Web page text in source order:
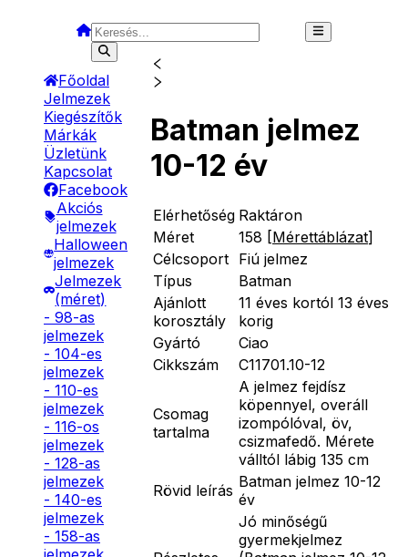
Főoldal
Jelmezek
Kiegészítők
Márkák
Üzletünk
Kapcsolat
Facebook
Akciós
jelmezek
Halloween
jelmezek
Jelmezek
(méret)
- 98-as
jelmezek
- 104-es
jelmezek
- 110-es
jelmezek
- 116-os
jelmezek
- 128-as
jelmezek
- 140-es
jelmezek
- 158-as
Batman jelmez
10-12 év
Elérhetőség Raktáron
Méret
158 [Mérettáblázat]
Célcsoport Fiú jelmez
Típus
Batman
Ajánlott
korosztály
11 éves kortól 13 éves
korig
Gyártó
Ciao
Cikkszám
C11701.10-12
Csomag
tartalma
A jelmez fejdísz
köpennyel, overáll
izompólóval, öv,
csizmafedő. Mérete
válltól lábig 135 cm
Rövid leírás Batman jelmez 10-12
év
Jó minőségű
gyermekjelmez